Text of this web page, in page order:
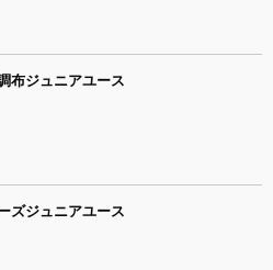
布ジュニアユース
ズジュニアユース